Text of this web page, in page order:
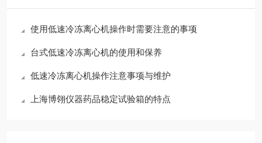
使用低速冷冻离心机操作时需要注意的事项
台式低速冷冻离心机的使用和保养
低速冷冻离心机操作注意事项与维护
上海博翎仪器药品稳定试验箱的特点